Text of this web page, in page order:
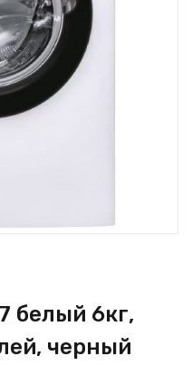
белый 6кг,
черный